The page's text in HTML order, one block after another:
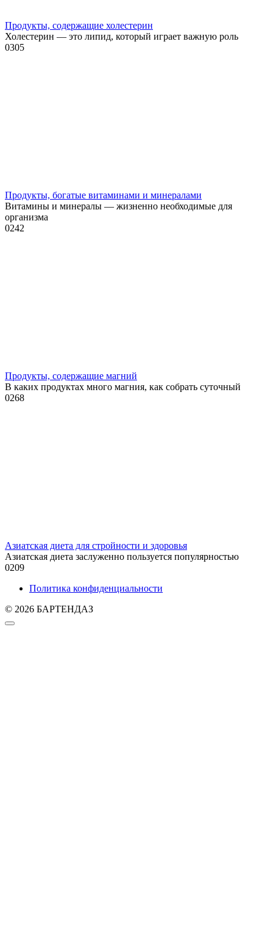
Продукты, содержащие холестерин
Холестерин — это липид, который играет важную роль
0305
Продукты, богатые витаминами и минералами
Витамины и минералы — жизненно необходимые для
организма
0242
Продукты, содержащие магний
В каких продуктах много магния, как собрать суточный
0268
Азиатская диета для стройности и здоровья
Азиатская диета заслуженно пользуется популярностью
0209
Политика конфиденциальности
© 2026 БАРТЕНДАЗ